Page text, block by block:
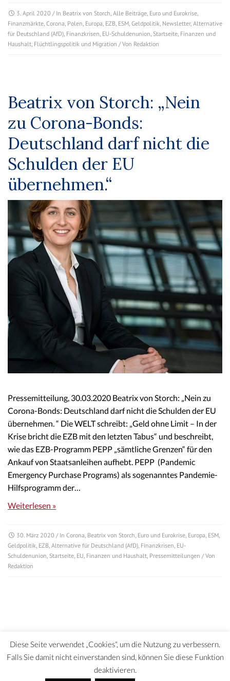
3. April 2020 / In Beatrix von Storch, Alle Beiträge, Euro und Eurokrise,
Finanzmärkte, Corona, Polen, Europa, EZB, ESM, Geldpolitik, Newsletter, Alternative
für Deutschland (AfD), Finanzkrisen, EU-Schuldenunion, Startseite, Finanzen und
Haushalt, Flüchtlingspolitik und Migration / Von Redaktion
Beatrix von Storch: „Nein
zu Corona-Bonds:
Deutschland darf nicht die
Schulden der EU
übernehmen.“
Pressemitteilung, 30.03.2020 Beatrix von Storch: „Nein zu
Corona-Bonds: Deutschland darf nicht die Schulden der EU
übernehmen. “ Die WELT schreibt: „Geld ohne Limit – In der
Krise bricht die EZB mit den letzten Tabus“ und beschreibt,
wie das EZB-Programm PEPP „sämtliche Grenzen“ für den
Ankauf von Staatsanleihen aufhebt. PEPP (Pandemic
Emergency Purchase Programs) als sogenanntes Pandemie-
Hilfsprogramm der…
Weiterlesen »
30. März 2020 / In Corona Beatrix von Storch Euro und Eurokrise Europa ESM
Geldpolitik EZB Alternative für Deutschland (AfD) Finanzkrisen EU-
Schuldenunion Startseite EU Finanzen und Haushalt Pressemitteilungen / Von
Redaktion
Diese Seite verwendet „Cookies“, um die Nutzung zu verbessern.
Falls Sie damit nicht einverstanden sind, können Sie diese Funktion
deaktivieren.